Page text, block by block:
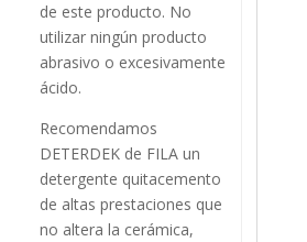
de este producto. No
utilizar ningún producto
abrasivo o excesivamente
ácido.
Recomendamos
DETERDEK de FILA un
detergente quitacemento
de altas prestaciones que
no altera la cerámica,